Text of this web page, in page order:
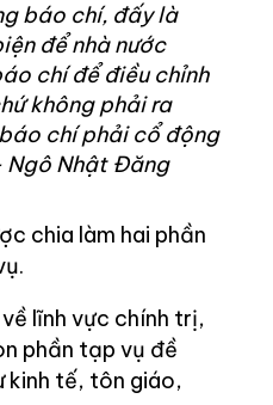
báo chí, đấy là
để nhà nước
chí để điều chỉnh
không phải ra
chí phải cổ động
Ngô Nhật Đăng
chia làm hai phần
lĩnh vực chính trị,
phần tạp vụ đề
kinh tế, tôn giáo,